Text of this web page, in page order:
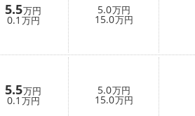
5.5万円
0.1 万円
5.0万円
15.0万円
5.5万円
0.1 万円
5.0万円
15.0万円